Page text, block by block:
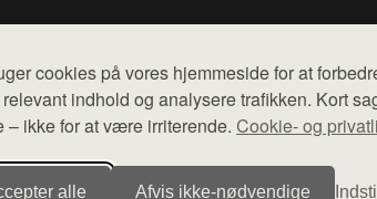
cookies på vores hjemmeside for at
indhold og analysere trafikken. Kort
– ikke for at være irriterende. Cookie- og
alle Afvis ikke‑nødvendige
webshops. Der sælges ikke varer fra denne side